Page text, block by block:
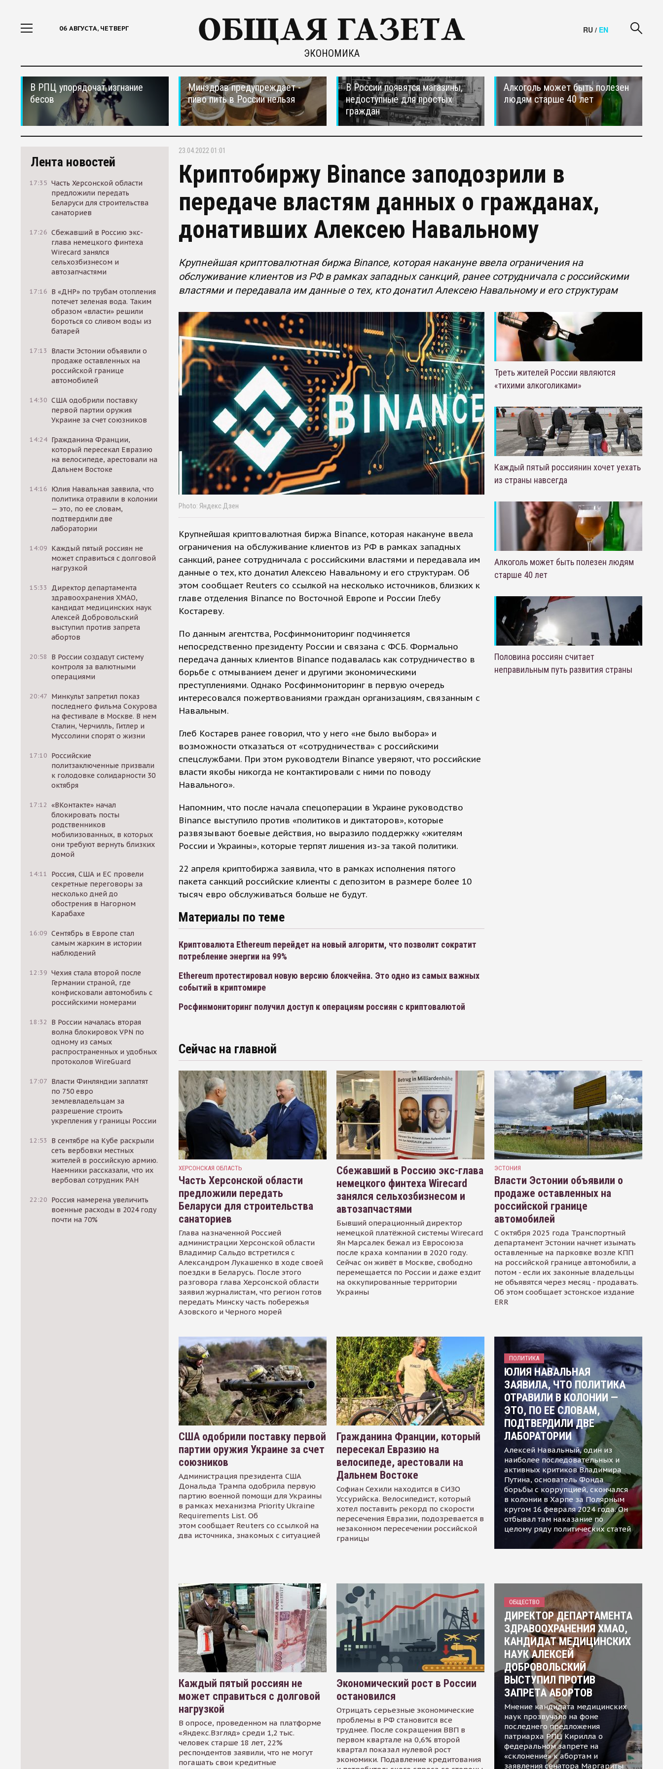
06 АВГУСТА, ЧЕТВЕРГ
ЭКОНОМИКА
RU / EN
В РПЦ упорядочат изгнание
бесов
Минздрав предупреждает -
пиво пить в России нельзя
В России появятся магазины,
недоступные для простых
граждан
Алкоголь может быть полезен
людям старше 40 лет
Лента новостей
17:35 Часть Херсонской области
предложили передать
Беларуси для строительства
санаториев
17:26 Сбежавший в Россию экс-
глава немецкого финтеха
Wirecard занялся
сельхозбизнесом и
автозапчастями
17:16 В «ДНР» по трубам отопления
потечет зеленая вода. Таким
образом «власти» решили
бороться со сливом воды из
батарей
17:13
Власти Эстонии объявили о
продаже оставленных на
российской границе
автомобилей
14:30 США одобрили поставку
первой партии оружия
Украине за счет союзников
14:24 Гражданина Франции,
который пересекал Евразию
на велосипеде, арестовали на
Дальнем Востоке
14:16 Юлия Навальная заявила, что
политика отравили в колонии
— это, по ее словам,
подтвердили две
лаборатории
14:09 Каждый пятый россиян не
может справиться с долговой
нагрузкой
15:33
Директор департамента
здравоохранения ХМАО,
кандидат медицинских наук
Алексей Добровольский
выступил против запрета
абортов
20:58
В России создадут систему
контроля за валютными
операциями
20:47 Минкульт запретил показ
последнего фильма Сокурова
на фестивале в Москве. В нем
Сталин, Черчилль, Гитлер и
Муссолини спорят о жизни
17:10 Российские
политзаключенные призвали
к голодовке солидарности 30
октября
17:12 «ВКонтакте» начал
блокировать посты
родственников
мобилизованных, в которых
они требуют вернуть близких
домой
14:11
Россия, США и ЕС провели
секретные переговоры за
несколько дней до
обострения в Нагорном
Карабахе
16:09 Сентябрь в Европе стал
самым жарким в истории
наблюдений
12:39 Чехия стала второй после
Германии страной, где
конфисковали автомобиль с
российскими номерами
18:32
В России началась вторая
волна блокировок VPN по
одному из самых
распространенных и удобных
протоколов WireGuard
17:07 Власти Финляндии заплатят
по 750 евро
землевладельцам за
разрешение строить
укрепления у границы России
12:53
В сентябре на Кубе раскрыли
сеть вербовки местных
жителей в российскую армию.
Наемники рассказали, что их
вербовал сотрудник РАН
22:20 Россия намерена увеличить
военные расходы в 2024 году
почти на 70%
23.04.2022 01:01
Криптобиржу Binance заподозрили в
передаче властям данных о гражданах,
донативших Алексею Навальному
Крупнейшая криптовалютная биржа Binance, которая накануне ввела ограничения на
обслуживание клиентов из РФ в рамках западных санкций, ранее сотрудничала с российскими
властями и передавала им данные о тех, кто донатил Алексею Навальному и его структурам
Photo: Яндекс.Дзен
Крупнейшая криптовалютная биржа Binance, которая накануне ввела
ограничения на обслуживание клиентов из РФ в рамках западных
санкций, ранее сотрудничала с российскими властями и передавала им
данные о тех, кто донатил Алексею Навальному и его структурам. Об
этом сообщает Reuters со ссылкой на несколько источников, близких к
главе отделения Binance по Восточной Европе и России Глебу
Костареву.
По данным агентства, Росфинмониторинг подчиняется
непосредственно президенту России и связана с ФСБ. Формально
передача данных клиентов Binance подавалась как сотрудничество в
борьбе с отмыванием денег и другими экономическими
преступлениями. Однако Росфинмониторинг в первую очередь
интересовался пожертвованиями граждан организациям, связанным с
Навальным.
Глеб Костарев ранее говорил, что у него «не было выбора» и
возможности отказаться от «сотрудничества» с российскими
спецслужбами. При этом руководтели Binance уверяют, что российские
власти якобы никогда не контактировали с ними по поводу
Навального».
Напомним, что после начала спецоперации в Украине руководство
Binance выступило против «политиков и диктаторов», которые
развязывают боевые действия, но выразило поддержку «жителям
России и Украины», которые терпят лишения из-за такой политики.
22 апреля криптобиржа заявила, что в рамках исполнения пятого
пакета санкций российские клиенты с депозитом в размере более 10
тысяч евро обслуживаться больше не будут.
Материалы по теме
Криптовалюта Ethereum перейдет на новый алгоритм, что позволит сократит
потребление энергии на 99%
Ethereum протестировал новую версию блокчейна. Это одно из самых важных
событий в криптомире
Росфинмониторинг получил доступ к операциям россиян с криптовалютой
Треть жителей России являются
«тихими алкоголиками»
Каждый пятый россиянин хочет уехать
из страны навсегда
Алкоголь может быть полезен людям
старше 40 лет
Половина россиян считает
неправильным путь развития страны
Сейчас на главной
ХЕРСОНСКАЯ ОБЛАСТЬ
Часть Херсонской области
предложили передать
Беларуси для строительства
санаториев
Глава назначенной Россией
администрации Херсонской области
Владимир Сальдо встретился с
Александром Лукашенко в ходе своей
поездки в Беларусь. После этого
разговора глава Херсонской области
заявил журналистам, что регион готов
передать Минску часть побережья
Азовского и Черного морей
Сбежавший в Россию экс-глава
немецкого финтеха Wirecard
занялся сельхозбизнесом и
автозапчастями
Бывший операционный директор
немецкой платёжной системы Wirecard
Ян Марсалек бежал из Евросоюза
после краха компании в 2020 году.
Сейчас он живёт в Москве, свободно
перемещается по России и даже ездит
на оккупированные территории
Украины
ЭСТОНИЯ
Власти Эстонии объявили о
продаже оставленных на
российской границе
автомобилей
С октября 2025 года Транспортный
департамент Эстонии начнет изымать
оставленные на парковке возле КПП
на российской границе автомобили, а
потом - если их законные владельцы
не объявятся через месяц - продавать.
Об этом сообщает эстонское издание
ERR
США одобрили поставку первой
партии оружия Украине за счет
союзников
Администрация президента США
Дональда Трампа одобрила первую
партию военной помощи для Украины
в рамках механизма Priority Ukraine
Requirements List. Об
этом сообщает Reuters со ссылкой на
два источника, знакомых с ситуацией
Гражданина Франции, который
пересекал Евразию на
велосипеде, арестовали на
Дальнем Востоке
Софиан Сехили находится в СИЗО
Уссурийска. Велосипедист, который
хотел поставить рекорд по скорости
пересечения Евразии, подозревается в
незаконном пересечении российской
границы
ПОЛИТИКА
ЮЛИЯ НАВАЛЬНАЯ
ЗАЯВИЛА, ЧТО ПОЛИТИКА
ОТРАВИЛИ В КОЛОНИИ —
ЭТО, ПО ЕЕ СЛОВАМ,
ПОДТВЕРДИЛИ ДВЕ
ЛАБОРАТОРИИ
Алексей Навальный, один из
наиболее последовательных и
активных критиков Владимира
Путина, основатель Фонда
борьбы с коррупцией, скончался
в колонии в Харпе за Полярным
кругом 16 февраля 2024 года. Он
отбывал там наказание по
целому ряду политических статей
Каждый пятый россиян не
может справиться с долговой
нагрузкой
В опросе, проведенном на платформе
«Яндекс.Взгляд» среди 1,2 тыс.
человек старше 18 лет, 22%
респондентов заявили, что не могут
погашать свои кредитные
Экономический рост в России
остановился
Отрицать серьезные экономические
проблемы в РФ становится все
труднее. После сокращения ВВП в
первом квартале на 0,6% второй
квартал показал нулевой рост
экономики. Подавление кредитования
ОБЩЕСТВО
ДИРЕКТОР ДЕПАРТАМЕНТА
ЗДРАВООХРАНЕНИЯ ХМАО,
КАНДИДАТ МЕДИЦИНСКИХ
НАУК АЛЕКСЕЙ
ДОБРОВОЛЬСКИЙ
ВЫСТУПИЛ ПРОТИВ
ЗАПРЕТА АБОРТОВ
Мнение кандидата медицинских
наук прозвучало на фоне
последнего предложения
патриарха РПЦ Кирилла о
федеральном запрете на
«склонение» к абортам и
заявления сенатора Маргариты